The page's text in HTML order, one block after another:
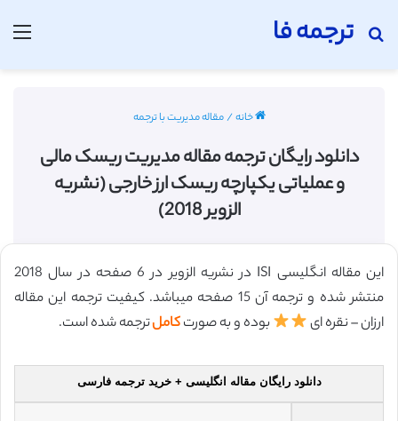
ترجمه فا
جستجو برای
خانه/مقاله مدیریت با ترجمه
دانلود رایگان ترجمه مقاله مدیریت ریسک مالی
و عملیاتی یکپارچه ریسک ارز خارجی (نشریه
الزویر 2018)
این مقاله انگلیسی ISI در نشریه الزویر در 6 صفحه در سال 2018
منتشر شده و ترجمه آن 15 صفحه میباشد. کیفیت ترجمه این مقاله
ارزان – نقره ای
بوده و به صورتکاملترجمه شده است.
دانلود رایگان مقاله انگلیسی + خرید ترجمه فارسی